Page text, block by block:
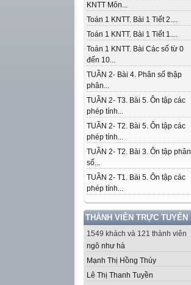
KNTT Môn...
Toán 1 KNTT. Bài 1 Tiết 2....
Toán 1 KNTT. Bài 1 Tiết 1....
Toán 1 KNTT. Bài Các số từ 0
đến 10...
TUẦN 2- Bài 4. Phân số thập
phân...
TUẦN 2- T3. Bài 5. Ôn tập các
phép tính...
TUẦN 2- T2. Bài 5. Ôn tập các
phép tính...
TUẦN 2- T2. Bài 3. Ôn tập phân
số...
TUẦN 2- T1. Bài 5. Ôn tập các
phép tính...
THÀNH VIÊN TRỰC TUYẾN
1549 khách và 121 thành viên
ngô như hà
Mạnh Thị Hồng Thúy
Lê Thị Thanh Tuyền